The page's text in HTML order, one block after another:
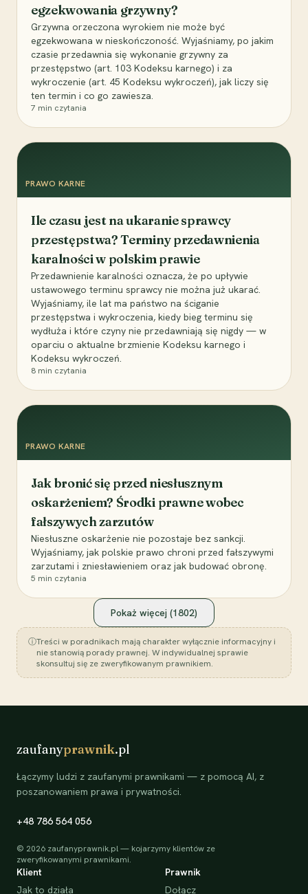
egzekwowania grzywny?
Grzywna orzeczona wyrokiem nie może być
egzekwowana w nieskończoność. Wyjaśniamy, po jakim
czasie przedawnia się wykonanie grzywny za
przestępstwo (art. 103 Kodeksu karnego) i za
wykroczenie (art. 45 Kodeksu wykroczeń), jak liczy się
ten termin i co go zawiesza.
7 min czytania
PRAWO KARNE
Ile czasu jest na ukaranie sprawcy
przestępstwa? Terminy przedawnienia
karalności w polskim prawie
Przedawnienie karalności oznacza, że po upływie
ustawowego terminu sprawcy nie można już ukarać.
Wyjaśniamy, ile lat ma państwo na ściganie
przestępstwa i wykroczenia, kiedy bieg terminu się
wydłuża i które czyny nie przedawniają się nigdy — w
oparciu o aktualne brzmienie Kodeksu karnego i
Kodeksu wykroczeń.
8 min czytania
PRAWO KARNE
Jak bronić się przed niesłusznym
oskarżeniem? Środki prawne wobec
fałszywych zarzutów
Niesłuszne oskarżenie nie pozostaje bez sankcji.
Wyjaśniamy, jak polskie prawo chroni przed fałszywymi
zarzutami i zniesławieniem oraz jak budować obronę.
5 min czytania
Pokaż więcej (1802)
ⓘTreści w poradnikach mają charakter wyłącznie informacyjny i
nie stanowią porady prawnej. W indywidualnej sprawie
skonsultuj się ze zweryfikowanym prawnikiem.
zaufanyprawnik.pl
Łączymy ludzi z zaufanymi prawnikami — z pomocą AI, z
poszanowaniem prawa i prywatności.
+48 786 564 056
© 2026 zaufanyprawnik.pl — kojarzymy klientów ze
zweryfikowanymi prawnikami.
Klient
Jak to działa
Prawnik
Dołącz